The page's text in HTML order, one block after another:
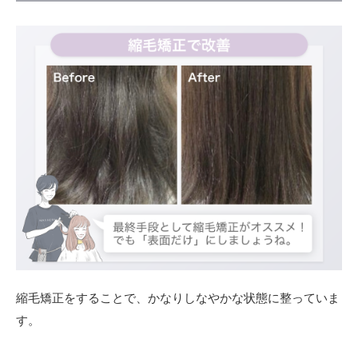
縮毛矯正をすることで、かなりしなやかな状態に整っていま
す。